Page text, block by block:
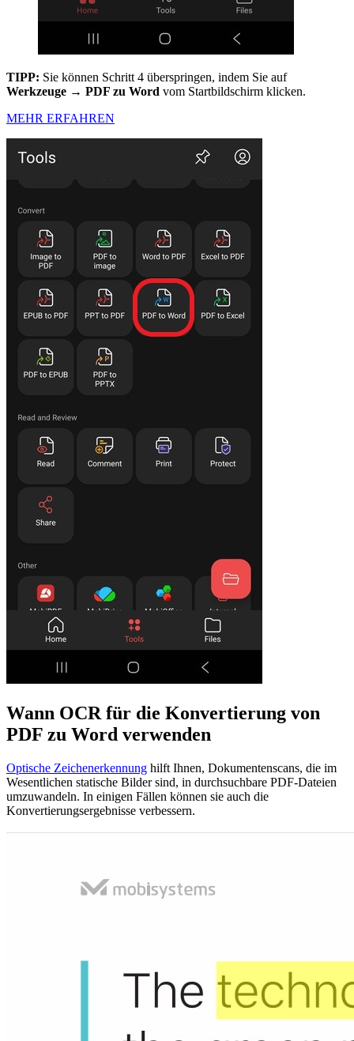
TIPP: Sie können Schritt 4 überspringen, indem Sie auf
Werkzeuge → PDF zu Word vom Startbildschirm klicken.
MEHR ERFAHREN
Wann OCR für die Konvertierung von
PDF zu Word verwenden
Optische Zeichenerkennung hilft Ihnen, Dokumentenscans, die im
Wesentlichen statische Bilder sind, in durchsuchbare PDF-Dateien
umzuwandeln. In einigen Fällen können sie auch die
Konvertierungsergebnisse verbessern.